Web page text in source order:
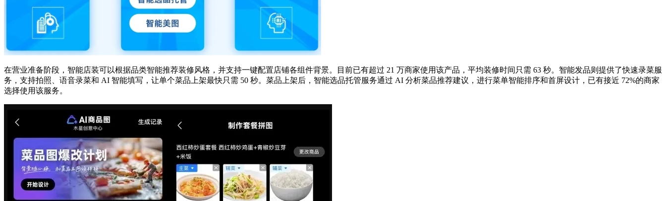
在营业准备阶段，智能店装可以根据品类智能推荐装修风格，并支持一键配置店铺各组件背景。目前已有超过 21 万商家使用该产品，平均装修时间只需 63 秒。智能发品则提供了快速录菜服
务，支持拍照、语音录菜和 AI 智能填写，让单个菜品上架最快只需 50 秒。菜品上架后，智能选品托管服务通过 AI 分析菜品推荐建议，进行菜单智能排序和首屏设计，已有接近 72%的商家
选择使用该服务。